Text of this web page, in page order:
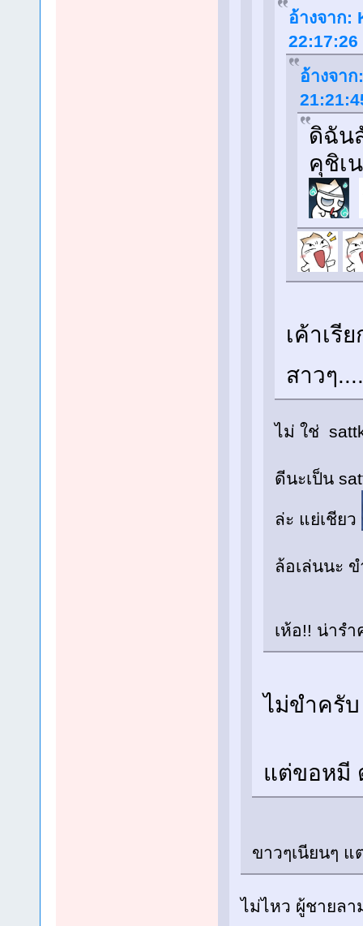
อ้างจาก:
22:17:26
อ้างจา
ดิฉัน
คุชิเ
เค้าเรี
สาวๆ
ไม่ ใช่
ดีนะเป็น
ล่ะ แย่เชียว
ล้อเล่นนะ ข
เห้อ!! น่าร
ไม่ขำครั
แต่ขอหมี
ขาวๆเนียนๆ
ไม่ไหว ผู้ชายล